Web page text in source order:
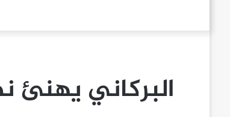
البركاني يهنئ نظيره